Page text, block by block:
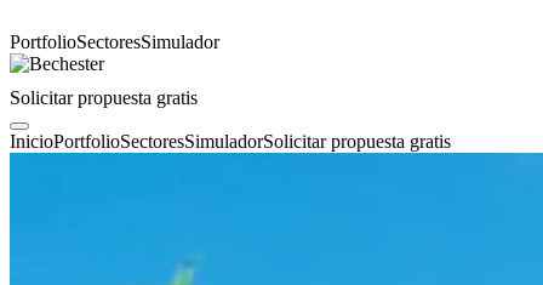
PortfolioSectoresSimulador
Solicitar propuesta gratis
InicioPortfolioSectoresSimuladorSolicitar propuesta gratis